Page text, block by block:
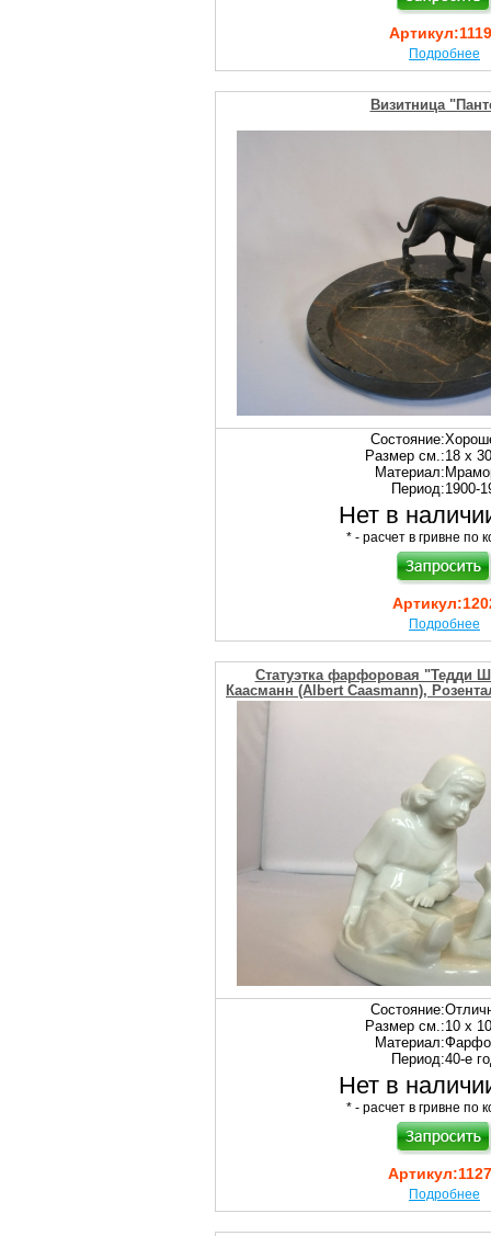
Артикул:
Подробнее
Визитница
Состояние:
Размер см.:18 х 30
Материал:
Период:1900-
Нет в
* - расчет в гривне по
Артикул:
Подробнее
Статуэтка фарфоровая "Тедди
Каасманн (Albert Caasmann),
Состояние:
Размер см.:10 х 10
Материал:
Период:40-е
Нет в
* - расчет в гривне по
Артикул:
Подробнее